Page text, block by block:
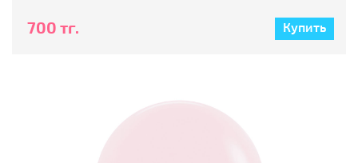
700 тг. Купить